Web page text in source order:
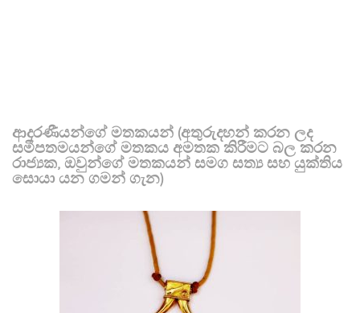
ආදරණීයන්ගේ මතකයන් (අතුරුදහන් කරන ලද
සමීපතමයන්ගේ මතකය අමතක කිරීමට බල කරන
රාජ්‍යක, ඔවුන්ගේ මතකයන් සමග සත්‍ය සහ යුක්තිය
සොයා යන ගමන් ගැන)